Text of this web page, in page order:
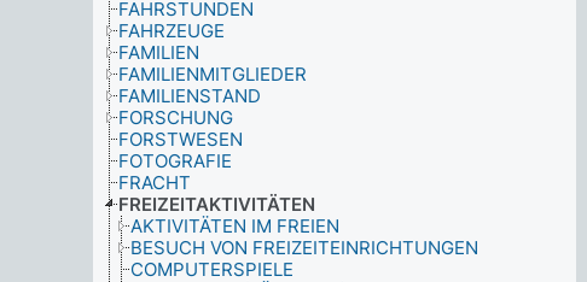
FAHRSTUNDEN
FAHRZEUGE
FAMILIEN
FAMILIENMITGLIEDER
FAMILIENSTAND
FORSCHUNG
FORSTWESEN
FOTOGRAFIE
FRACHT
FREIZEITAKTIVITÄTEN
AKTIVITÄTEN IM FREIEN
BESUCH VON FREIZEITEINRICHTUNGEN
COMPUTERSPIELE